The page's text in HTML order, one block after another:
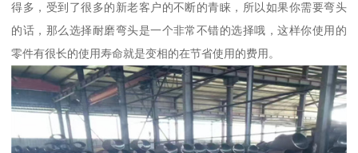
得多，受到了很多的新老客户的不断的青睐，所以如果你需要弯头
的话，那么选择耐磨弯头是一个非常不错的选择哦，这样你使用的
零件有很长的使用寿命就是变相的在节省使用的费用。